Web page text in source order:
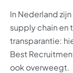
In Nederland
supply chain en
transparantie:
Best
ook overweegt.